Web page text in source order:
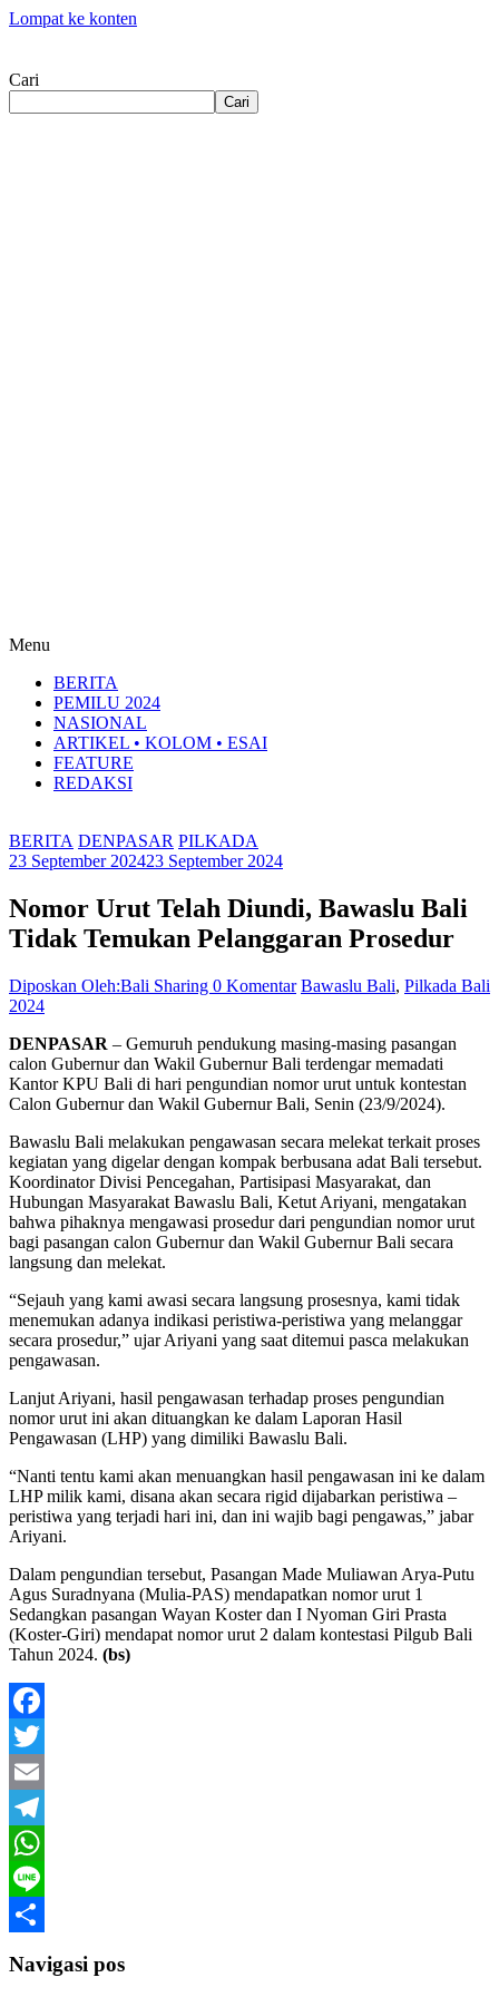
Lompat ke konten
Cari
Cari
Menu
BERITA
PEMILU 2024
NASIONAL
ARTIKEL • KOLOM • ESAI
FEATURE
REDAKSI
BERITA DENPASAR PILKADA
23 September 202423 September 2024
Nomor Urut Telah Diundi, Bawaslu Bali
Tidak Temukan Pelanggaran Prosedur
Diposkan Oleh:Bali Sharing 0 Komentar Bawaslu Bali, Pilkada Bali
2024
DENPASAR – Gemuruh pendukung masing-masing pasangan
calon Gubernur dan Wakil Gubernur Bali terdengar memadati
Kantor KPU Bali di hari pengundian nomor urut untuk kontestan
Calon Gubernur dan Wakil Gubernur Bali, Senin (23/9/2024).
Bawaslu Bali melakukan pengawasan secara melekat terkait proses
kegiatan yang digelar dengan kompak berbusana adat Bali tersebut.
Koordinator Divisi Pencegahan, Partisipasi Masyarakat, dan
Hubungan Masyarakat Bawaslu Bali, Ketut Ariyani, mengatakan
bahwa pihaknya mengawasi prosedur dari pengundian nomor urut
bagi pasangan calon Gubernur dan Wakil Gubernur Bali secara
langsung dan melekat.
“Sejauh yang kami awasi secara langsung prosesnya, kami tidak
menemukan adanya indikasi peristiwa-peristiwa yang melanggar
secara prosedur,” ujar Ariyani yang saat ditemui pasca melakukan
pengawasan.
Lanjut Ariyani, hasil pengawasan terhadap proses pengundian
nomor urut ini akan dituangkan ke dalam Laporan Hasil
Pengawasan (LHP) yang dimiliki Bawaslu Bali.
“Nanti tentu kami akan menuangkan hasil pengawasan ini ke dalam
LHP milik kami, disana akan secara rigid dijabarkan peristiwa –
peristiwa yang terjadi hari ini, dan ini wajib bagi pengawas,” jabar
Ariyani.
Dalam pengundian tersebut, Pasangan Made Muliawan Arya-Putu
Agus Suradnyana (Mulia-PAS) mendapatkan nomor urut 1
Sedangkan pasangan Wayan Koster dan I Nyoman Giri Prasta
(Koster-Giri) mendapat nomor urut 2 dalam kontestasi Pilgub Bali
Tahun 2024. (bs)
Facebook
Twitter
Email
Telegram
WhatsApp
Line
Navigasi pos